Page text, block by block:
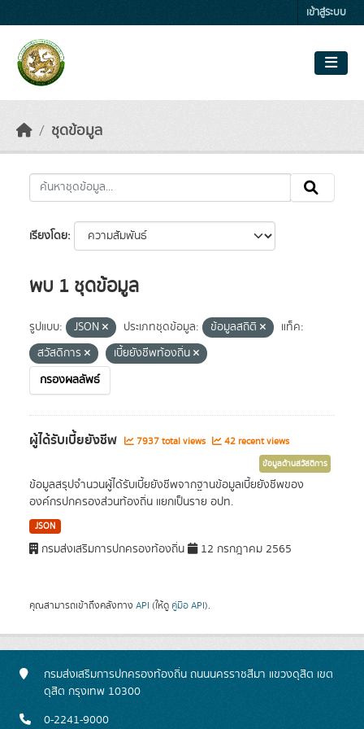
เข้าสู่ระบบ
ชุดข้อมูล
เรียงโดย
พบ 1 ชุดข้อมูล
รูปแบบ: JSON ประเภทชุดข้อมูล: ข้อมูลสถิติ
แท็ค:
สวัสดิการ
เบี้ยยังชีพท้องถิ่น
กรองผลลัพธ์
ผู้ได้รับเบี้ยยังชีพ 7937 total views 42 recent views
ข้อมูลด้านสวัสดิการ
ข้อมูลสรุปจำนวนผู้ได้รับเบี้ยยังชีพจากฐานข้อมูลเบี้ยยังชีพของ
องค์กรปกครองส่วนท้องถิ่น แยกเป็นราย อปท.
JSON
กรมส่งเสริมการปกครองท้องถิ่น 12 กรกฎาคม 2565
คุณสามารถเข้าถึงคลังทาง API (ให้ดู คู่มือ API).
กรมส่งเสริมการปกครองท้องถิ่น ถนนนครราชสีมา แขวงดุสิต เขต
ดุสิต กรุงเทพ 10300
0-2241-9000